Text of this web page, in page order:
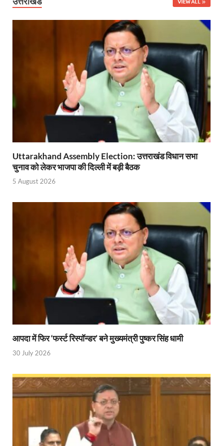
Shri Krishna Jaman bhumi: श्रीकृष्ण जन्मभूमि के
आईएसबीटी-मसूरी डायवर्जन कॉरिडोर का स्थलीय निरीक्षण
India AI Impact Summit 2026: एमआईबी का पवेलियन
सीएम धामी हरिद्वार में एक्शन मोड में – चौपाल में सुनी
UP Budget 2026- 27: योगी सरकार का सेफ्टी,
Bullet Train Project: मुंबई-अहमदाबाद बुलेट ट्रेन
Vande Bharat Express Train: वंदे भारत जैसी सेमी-
Guskhor Pandit: घूसखोर पंडत’ फिल्म के निर्देशक व
Job Scheme For Youth: धामी सरकार ने प्रति माह
YEIDA Emerges: यीडा बना मेडिकल डिवाइस
House of Himalayas: हाउस आफ हिमालयाज बिक्री
Star Infomatic: बजट 2026–27 से भारत की डिजिटल और
Benefits of Peanuts: सर्दियों में कितनी मूंगफली एक दिन में
Sapne Me Aag Dekhna: सपने में आग देखना का मतलब
भारत पर्व में उत्तराखण्ड की झांकी ‘आत्मनिर्भर उत्तराखण्ड’
Bastar Story: बस्तर में लोकतंत्र की नई सुबह 47 गांवों में
UP Deputy CM KP Maurya: प्रयागराज पहुंचे डिप्टी
VIEW ALL
Uttarakhand Assembly Election: उत्तराखंड विधान सभा
चुनाव को लेकर भाजपा की दिल्ली में बड़ी बैठक
5 August 2026
आपदा में फिर ‘फर्स्ट रिस्पॉन्डर’ बने मुख्यमंत्री पुष्कर सिंह धामी
30 July 2026